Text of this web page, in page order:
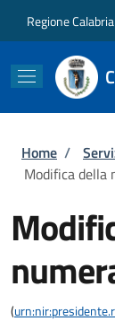
Regione Calabria
Home /
Modifica della
(